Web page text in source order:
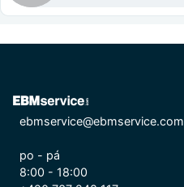
ebmservice@ebmservice.com
po - pá
8:00 - 18:00